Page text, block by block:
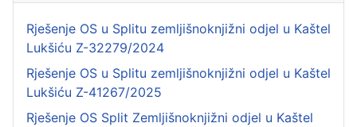
Rješenje OS u Splitu zemljišnoknjižni odjel u Kaštel
Lukšiću Z-32279/2024
Rješenje OS u Splitu zemljišnoknjižni odjel u Kaštel
Lukšiću Z-41267/2025
Rješenje OS Split Zemljišnoknjižni odjel u Kaštel